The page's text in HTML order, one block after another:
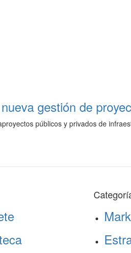
gestión de
públicos y privados de